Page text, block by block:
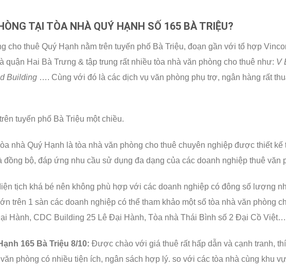
TẠI TÒA NHÀ QUÝ HẠNH SỐ 165 BÀ TRIỆU?
cho thuê Quý Hạnh nằm trên tuyến phố Bà Triệu, đoạn gần với tổ hợp
Hai Bà Trưng & tập trung rất nhiều tòa nhà văn phòng cho thuê như: V
Building…. Cùng với đó là các dịch vụ văn phòng phụ trợ, ngân hàng rất
tuyến phố Bà Triệu một chiều.
nhà Quý Hạnh là tòa nhà văn phòng cho thuê chuyên nghiệp được thiết kế
bộ, đáp ứng nhu cầu sử dụng đa dạng của các doanh nghiệp thuê văn
tịch khá bé nên không phù hợp với các doanh nghiệp có đông số lượng
trên 1 sàn các doanh nghiệp có thể tham khảo một số tòa nhà văn phòng
Hành, CDC Building 25 Lê Đại Hành, Tòa nhà Thái Bình số 2 Đại Cồ Việt…
165 Bà Triệu 8/10: Được chào với giá thuê rất hấp dẫn và cạnh tranh,
phòng có nhiều tiện ích, ngân sách hợp lý. so với các tòa nhà cùng khu